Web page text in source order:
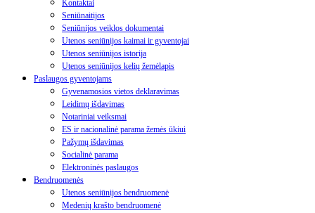
Kontaktai
Seniūnaitijos
Seniūnijos veiklos dokumentai
Utenos seniūnijos kaimai ir gyventojai
Utenos seniūnijos istorija
Utenos seniūnijos kelių žemėlapis
Paslaugos gyventojams
Gyvenamosios vietos deklaravimas
Leidimų išdavimas
Notariniai veiksmai
ES ir nacionalinė parama žemės ūkiui
Pažymų išdavimas
Socialinė parama
Elektroninės paslaugos
Bendruomenės
Utenos seniūnijos bendruomenė
Medenių krašto bendruomenė